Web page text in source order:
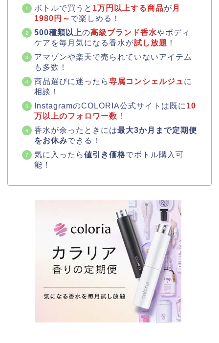
ボトルで買うと 1万円以上する商品が 月
1980円～ で楽しめる！
500種類以上の高級ブランド香水やボディ
ケアを毎月気になる香水が試し放題 ！
アマゾンや楽天で売られていないアイテム
も多数！
商品選びに迷ったら専属コンシェルジュに
相談！
InstagramのCOLORIA公式サイトは既に 10
万以上のフォロワー数 ！
香水が余ったときには最大3か月まで定期便
をお休みできる！
気に入ったら値引き価格でボトル購入可
能！